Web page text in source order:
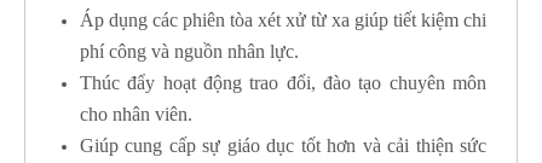
Áp dụng các phiên tòa xét xử từ xa giúp tiết kiệm chi
phí công và nguồn nhân lực.
Thúc đẩy hoạt động trao đổi, đào tạo chuyên môn
cho nhân viên.
Giúp cung cấp sự giáo dục tốt hơn và cải thiện sức